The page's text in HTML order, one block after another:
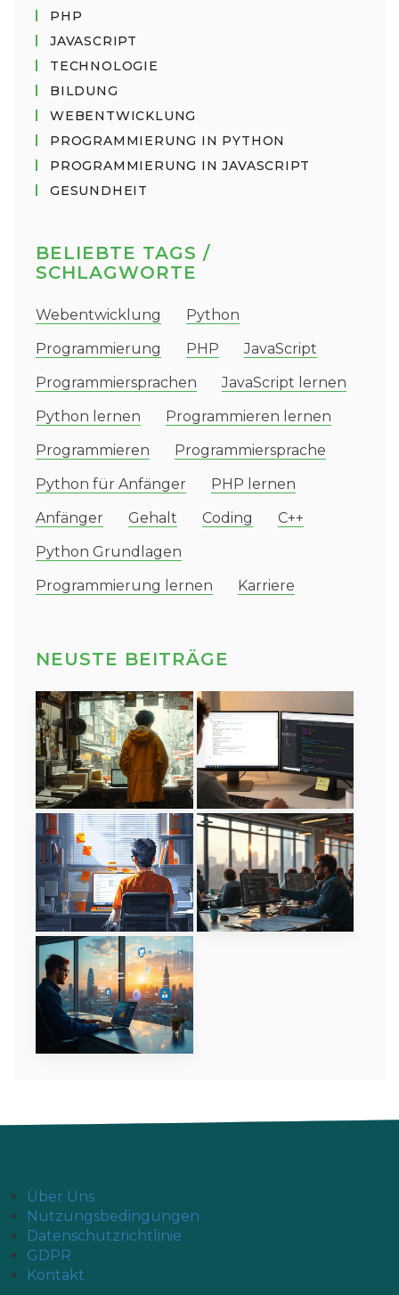
PHP
JAVASCRIPT
TECHNOLOGIE
BILDUNG
WEBENTWICKLUNG
PROGRAMMIERUNG IN PYTHON
PROGRAMMIERUNG IN JAVASCRIPT
GESUNDHEIT
BELIEBTE TAGS /
SCHLAGWORTE
Webentwicklung
Python
Programmierung
PHP
JavaScript
Programmiersprachen
JavaScript lernen
Python lernen
Programmieren lernen
Programmieren
Programmiersprache
Python für Anfänger
PHP lernen
Anfänger
Gehalt Coding
C++
Python Grundlagen
Programmierung lernen
Karriere
NEUSTE BEITRÄGE
Über Uns
Nutzungsbedingungen
Datenschutzrichtlinie
GDPR
Kontakt